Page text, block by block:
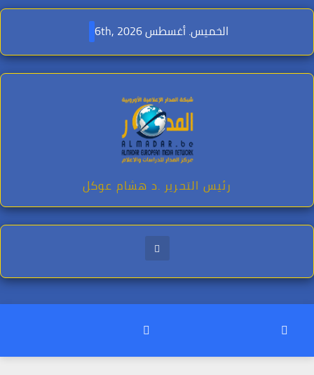
Skip
content
الخميس. أغسطس 6th, 2026
رئيس التحرير .د هشام عوكل